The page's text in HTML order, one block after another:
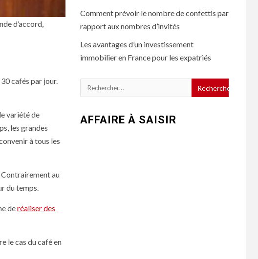
d’accord,
cafés par jour.
variété de
les grandes
à tous les
Contrairement au
du temps.
deréaliser des
le cas du café en
Comment prévoir le nombre de confettis par
rapport aux nombres d’invités
Les avantages d’un investissement
immobilier en France pour les expatriés
Rechercher :
AFFAIRE À SAISIR